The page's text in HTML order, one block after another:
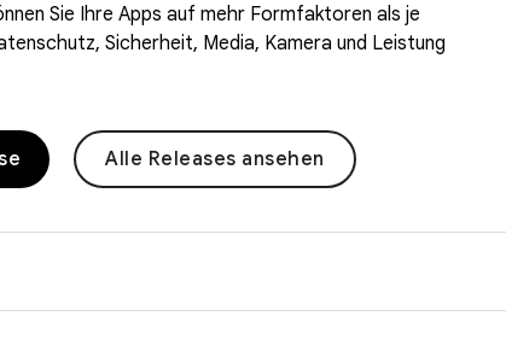
Sie Ihre Apps auf mehr Formfaktoren als je
Sicherheit, Media, Kamera und Leistung
Alle Releases ansehen